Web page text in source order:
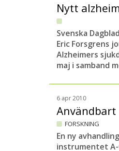
Nytt
Svenska
Eric Forsgrens
Alzheimers
maj i samband
6 apr 2010
FORSKNING
En ny
instrumentet A-